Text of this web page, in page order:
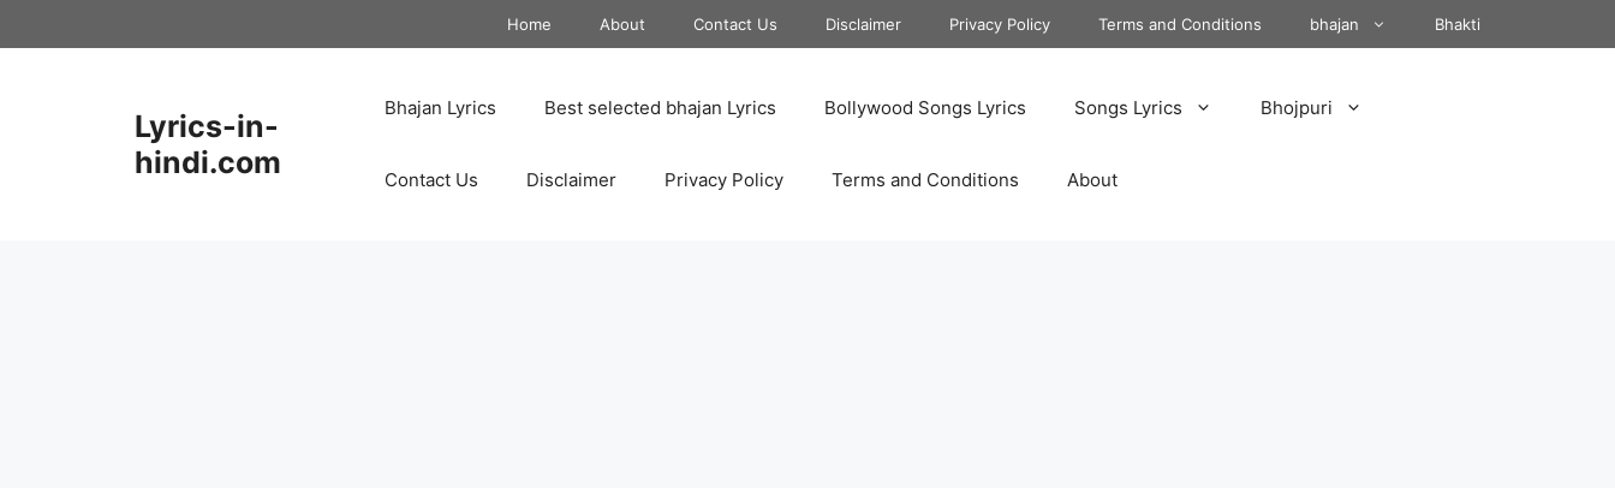
to
Home About Contact Us Disclaimer Privacy Policy Terms and Conditions bhajan Bhakti
Lyrics-in-
hindi.com
Bhajan Lyrics Best selected bhajan Lyrics Bollywood Songs Lyrics Songs Lyrics Bhojpuri
Contact Us Disclaimer Privacy Policy Terms and Conditions About